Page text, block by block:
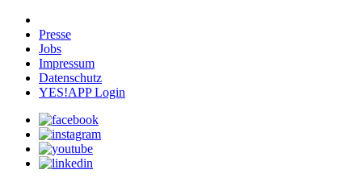
Presse
Jobs
Impressum
Datenschutz
YES!APP Login